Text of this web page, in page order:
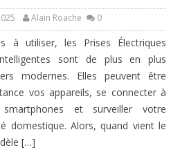
Alain Roache 0
à utiliser, les Prises Électriques
sont de plus en plus
modernes. Elles peuvent être
vos appareils, se connecter à
et surveiller votre
domestique. Alors, quand vient le
[…]